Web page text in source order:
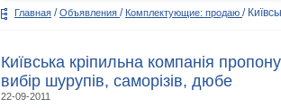
Главная / Объявления / Комплектующие: продаю /
Київська кріпильна компанія
вибір шурупів, саморізів, дюбе
22-09-2011